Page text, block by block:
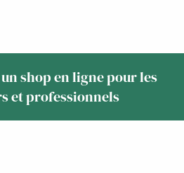
shop en ligne pour les
et professionnels